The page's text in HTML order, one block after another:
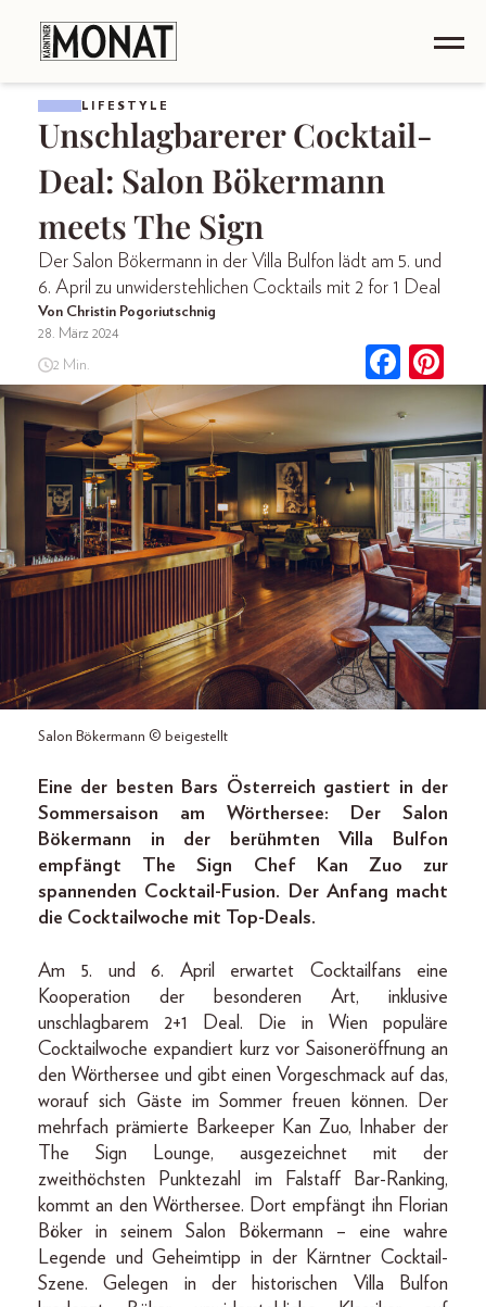
LIFESTYLE
Unschlagbarerer Cocktail-
Deal: Salon Bökermann
meets The Sign
Der Salon Bökermann in der Villa Bulfon lädt am 5. und
6. April zu unwiderstehlichen Cocktails mit 2 for 1 Deal
Von Christin Pogoriutschnig
28. März 2024
2 Min.
Salon Bökermann © beigestellt
Eine der besten Bars Österreich gastiert in der
Sommersaison am Wörthersee: Der Salon
Bökermann in der berühmten Villa Bulfon
empfängt The Sign Chef Kan Zuo zur
spannenden Cocktail-Fusion. Der Anfang macht
die Cocktailwoche mit Top-Deals.
Am 5. und 6. April erwartet Cocktailfans eine
Kooperation der besonderen Art, inklusive
unschlagbarem 2+1 Deal. Die in Wien populäre
Cocktailwoche expandiert kurz vor Saisoneröffnung an
den Wörthersee und gibt einen Vorgeschmack auf das,
worauf sich Gäste im Sommer freuen können. Der
mehrfach prämierte Barkeeper Kan Zuo, Inhaber der
The Sign Lounge, ausgezeichnet mit der
zweithöchsten Punktezahl im Falstaff Bar-Ranking,
kommt an den Wörthersee. Dort empfängt ihn Florian
Böker in seinem Salon Bökermann – eine wahre
Legende und Geheimtipp in der Kärntner Cocktail-
Szene. Gelegen in der historischen Villa Bulfon